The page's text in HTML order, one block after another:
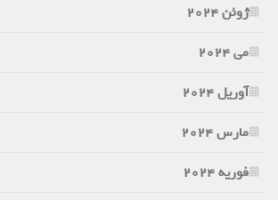
ژوئن 2024
می 2024
آوریل 2024
مارس 2024
فوریه 2024